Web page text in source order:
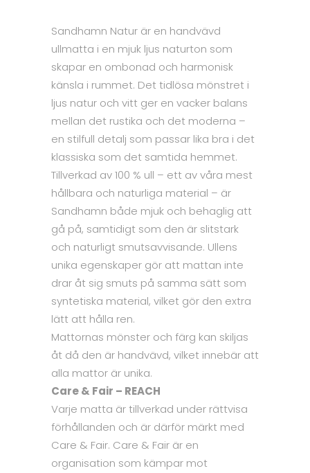
Sandhamn Natur är en handvävd
ullmatta i en mjuk ljus naturton som
skapar en ombonad och harmonisk
känsla i rummet. Det tidlösa mönstret i
ljus natur och vitt ger en vacker balans
mellan det rustika och det moderna –
en stilfull detalj som passar lika bra i det
klassiska som det samtida hemmet.
Tillverkad av 100 % ull – ett av våra mest
hållbara och naturliga material – är
Sandhamn både mjuk och behaglig att
gå på, samtidigt som den är slitstark
och naturligt smutsavvisande. Ullens
unika egenskaper gör att mattan inte
drar åt sig smuts på samma sätt som
syntetiska material, vilket gör den extra
lätt att hålla ren.
Mattornas mönster och färg kan skiljas
åt då den är handvävd, vilket innebär att
alla mattor är unika.
Care & Fair – REACH
Varje matta är tillverkad under rättvisa
förhållanden och är därför märkt med
Care & Fair. Care & Fair är en
organisation som kämpar mot